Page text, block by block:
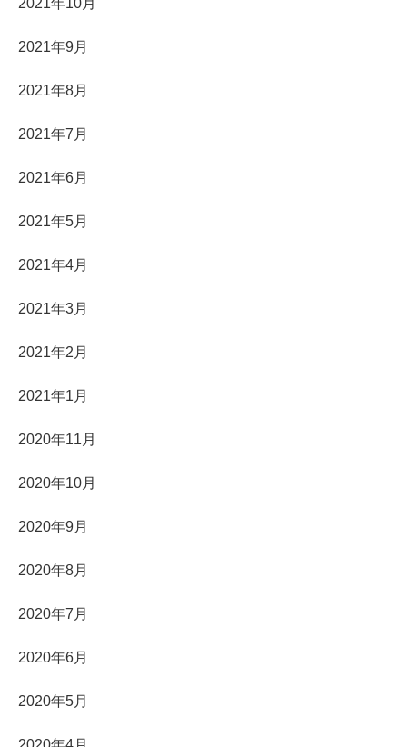
2021年10月
2021年9月
2021年8月
2021年7月
2021年6月
2021年5月
2021年4月
2021年3月
2021年2月
2021年1月
2020年11月
2020年10月
2020年9月
2020年8月
2020年7月
2020年6月
2020年5月